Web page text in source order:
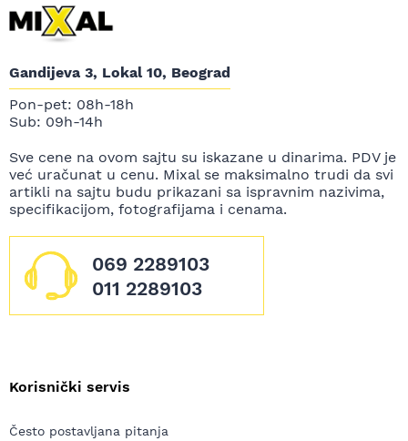
Gandijeva 3, Lokal 10, Beograd
Pon-pet: 08h-18h
Sub: 09h-14h
Sve cene na ovom sajtu su iskazane u dinarima. PDV je
već uračunat u cenu. Mixal se maksimalno trudi da svi
artikli na sajtu budu prikazani sa ispravnim nazivima,
specifikacijom, fotografijama i cenama.
069 2289103
011 2289103
Korisnički servis
Često postavljana pitanja